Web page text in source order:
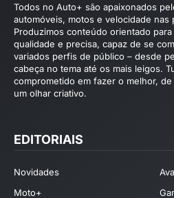
Todos no Auto+ são apaixonados
automóveis, motos e velocidade
Produzimos conteúdo orientado
qualidade e precisa, capaz de se
variados perfis de público – desde
cabeça no tema até os mais leigos.
comprometido em fazer o melhor,
um olhar criativo.
EDITORIAIS
Novidades
Moto+